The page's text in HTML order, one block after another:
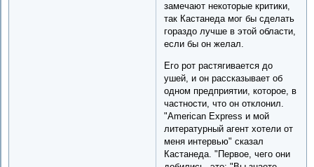
замечают некоторые критики,
так Кастанеда мог бы сделать
гораздо лучше в этой области,
если бы он желал.
Его рот растягивается до
ушей, и он рассказывает об
одном предприятии, которое, в
частности, что он отклонил.
"American Express и мой
литературный агент хотели от
меня интервью" сказал
Кастанеда. "Первое, чего они